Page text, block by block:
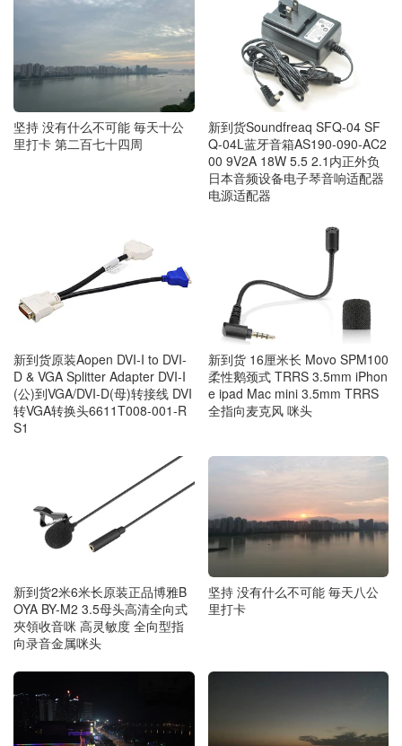
坚持 没有什么不可能 毎天十公
里打卡 第二百七十四周
新到货Soundfreaq SFQ-04 SF
Q-04L蓝牙音箱AS190-090-AC2
00 9V2A 18W 5.5 2.1内正外负
日本音频设备电子琴音响适配器
电源适配器
新到货原装Aopen DVI-I to DVI-
D & VGA Splitter Adapter DVI-I
(公)到VGA/DVI-D(母)转接线 DVI
转VGA转换头6611T008-001-R
S1
新到货 16厘米长 Movo SPM100
柔性鹅颈式 TRRS 3.5mm iPhon
e ipad Mac mini 3.5mm TRRS
全指向麦克风 咪头
新到货2米6米长原装正品博雅B
OYA BY-M2 3.5母头高清全向式
夾領收音咪 高灵敏度 全向型指
向录音金属咪头
坚持 没有什么不可能 毎天八公
里打卡